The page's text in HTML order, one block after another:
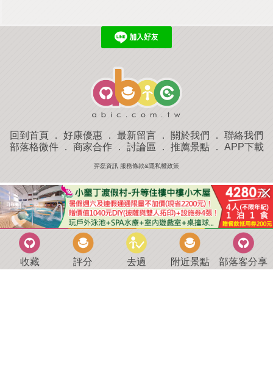
回到首頁 ． 好康優惠 ． 最新留言 ． 關於我們 ． 聯絡我們
部落格微件． 商家合作． 討論區 ． 推薦景點． APP下載
羿磊資訊 服務條款&隱私權政策
收藏 評分 去過 附近景點 部落客分享